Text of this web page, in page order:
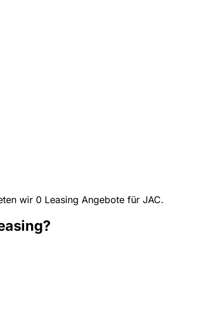
wir 0 Leasing Angebote für JAC.